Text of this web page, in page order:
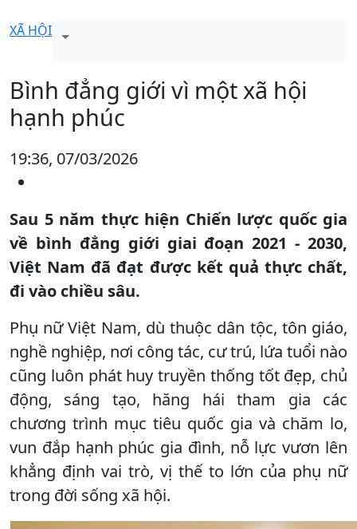
XÃ HỘI
Bình đẳng giới vì một xã hội
hạnh phúc
19:36, 07/03/2026
Sau 5 năm thực hiện Chiến lược quốc gia
về bình đẳng giới giai đoạn 2021 - 2030,
Việt Nam đã đạt được kết quả thực chất,
đi vào chiều sâu.
Phụ nữ Việt Nam, dù thuộc dân tộc, tôn giáo,
nghề nghiệp, nơi công tác, cư trú, lứa tuổi nào
cũng luôn phát huy truyền thống tốt đẹp, chủ
động, sáng tạo, hăng hái tham gia các
chương trình mục tiêu quốc gia và chăm lo,
vun đắp hạnh phúc gia đình, nỗ lực vươn lên
khẳng định vai trò, vị thế to lớn của phụ nữ
trong đời sống xã hội.